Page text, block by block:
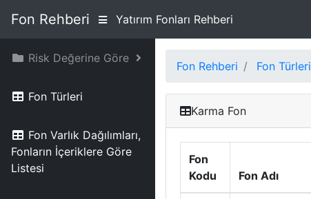
Fon Rehberi Yatırım Fonları Rehberi
Risk Değerine Göre
Fon Türleri
Fon Varlık Dağılımları,
Fonların İçeriklere Göre
Listesi
Fon Rehberi Fon Türleri
Karma Fon
Fon
Kodu
Fon Adı